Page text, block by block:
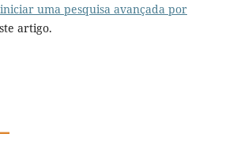
iniciar uma pesquisa avançada por
artigo.